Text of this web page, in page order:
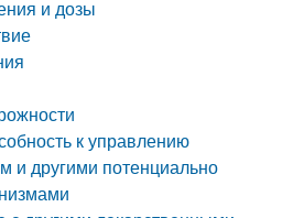
и дозы
к управлению
и другими потенциально